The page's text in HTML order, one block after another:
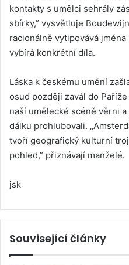
kontakty s umělci sehrály
sbírky,” vysvětluje
racionálně vytipovává
vybírá konkrétní díla.
Láska k českému umění
osud později zavál do
naší umělecké scéně věrni
dálku prohlubovali.
tvoří geografický kulturní
pohled,” přiznávají manželé.
jsk
Související články